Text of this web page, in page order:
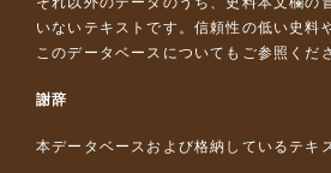
いないテキストです。信頼性の低い史料
このデータベースについて もご参照くだ
謝辞
本データベースおよび格納しているテキ